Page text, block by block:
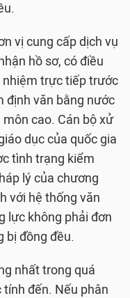
vị cung cấp dịch vụ
hồ sơ, có điều
nhiệm trực tiếp trước
định văn bằng nước
cao. Cán bộ xử
dục của quốc gia
tình trạng kiểm
lý của chương
với hệ thống văn
lực không phải đơn
bị đồng đều.
nhất trong quá
đến. Nếu phân